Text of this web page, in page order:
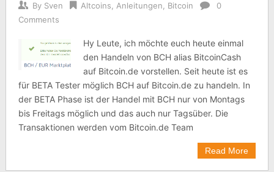
By Sven Altcoins Anleitungen Bitcoin
0
Comments
Hy Leute, ich möchte euch heute einmal
den Handeln von BCH alias BitcoinCash
auf Bitcoin.de vorstellen. Seit heute ist es
für BETA Tester möglich BCH auf Bitcoin.de zu handeln. In
der BETA Phase ist der Handel mit BCH nur von Montags
bis Freitags möglich und das auch nur Tagsüber. Die
Transaktionen werden vom Bitcoin.de Team
Read More